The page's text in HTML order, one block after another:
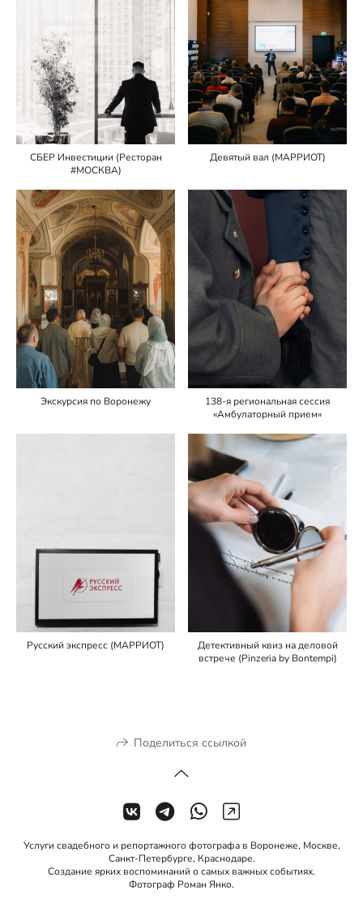
СБЕР Инвестиции (Ресторан
#МОСКВА)
Девятый вал (МАРРИОТ)
Экскурсия по Воронежу
138-я региональная сессия
«Амбулаторный прием»
Русский экспресс (МАРРИОТ)
Детективный квиз на деловой
встрече (Pinzeria by Bontempi)
Поделиться ссылкой
Услуги свадебного и репортажного фотографа в Воронеже, Москве,
Санкт-Петербурге, Краснодаре.
Создание ярких воспоминаний о самых важных событиях.
Фотограф Роман Янко.